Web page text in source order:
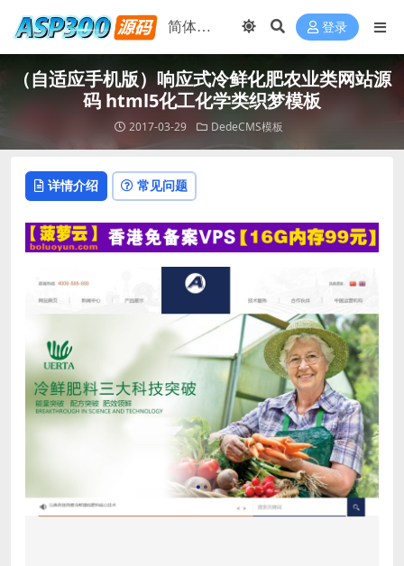
登录
（自适应手机版）响应式冷鲜化肥农业类网站源
码 html5化工化学类织梦模板
2017-03-29 DedeCMS模板
详情介绍 常见问题